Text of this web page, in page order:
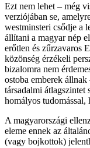
Ezt nem lehet – még
verziójában se,
westminsteri csődje a
állítani a magyar nép
erőtlen és zűrzavaros
közönség érzékeli
bizalomra nem
ostoba emberek
társadalmi átlagszintet
homályos tudomással,
A magyarországi
eleme ennek az
(vagy bojkottok)